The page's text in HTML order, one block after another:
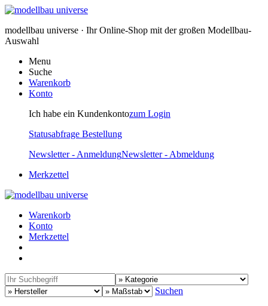
modellbau universe · Ihr Online-Shop mit der großen Modellbau-
Auswahl
Menu
Suche
Warenkorb
Konto
Ich habe ein Kundenkontozum Login
Statusabfrage Bestellung
Newsletter - AnmeldungNewsletter - Abmeldung
Merkzettel
Warenkorb
Konto
Merkzettel
Suchen